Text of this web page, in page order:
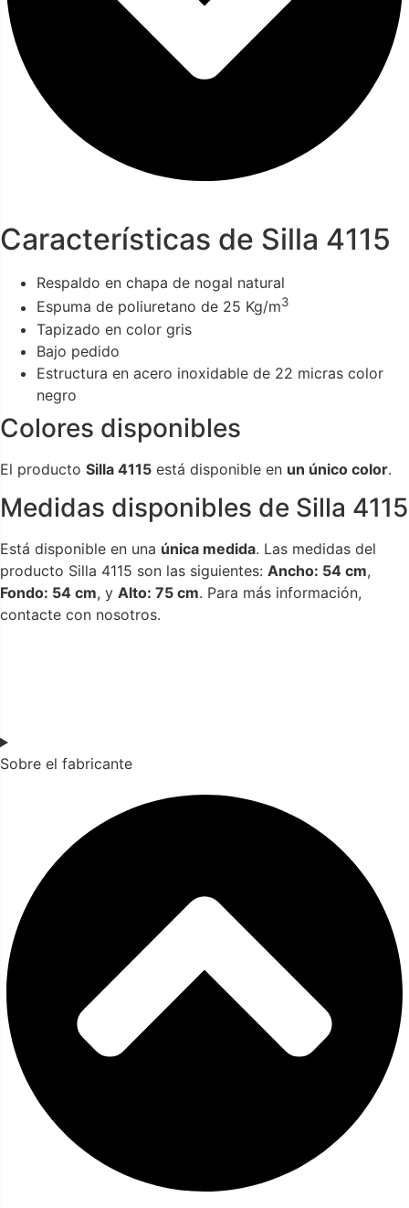
Características de Silla 4115
Respaldo en chapa de nogal natural
Espuma de poliuretano de 25 Kg/m3
Tapizado en color gris
Bajo pedido
Estructura en acero inoxidable de 22 micras color
negro
Colores disponibles
El producto Silla 4115 está disponible en un único color.
Medidas disponibles de Silla 4115
Está disponible en una única medida. Las medidas del
producto Silla 4115 son las siguientes: Ancho: 54 cm,
Fondo: 54 cm, y Alto: 75 cm. Para más información,
contacte con nosotros.
Sobre el fabricante